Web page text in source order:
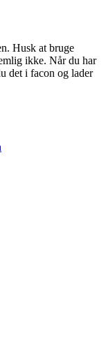
Husk at bruge
ikke. Når du har
det i facon og lader